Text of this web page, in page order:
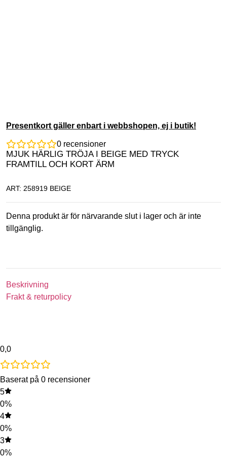
Presentkort gäller enbart i webbshopen, ej i butik!
0 recensioner
MJUK HÄRLIG TRÖJA I BEIGE MED TRYCK
FRAMTILL OCH KORT ÄRM
ART: 258919 BEIGE
Denna produkt är för närvarande slut i lager och är inte
tillgänglig.
Beskrivning
Frakt & returpolicy
0,0
Baserat på 0 recensioner
5
0%
4
0%
3
0%